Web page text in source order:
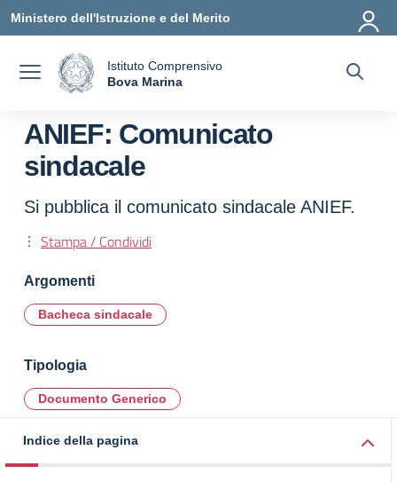
Vai ai contenuti
Vai al menu di navigazione
Vai al footer
Ministero dell'Istruzione e del Merito
Istituto Comprensivo
Bova Marina
ANIEF: Comunicato
sindacale
Si pubblica il comunicato sindacale ANIEF.
Stampa / Condividi
Argomenti
Bacheca sindacale
Tipologia
Documento Generico
Indice della pagina